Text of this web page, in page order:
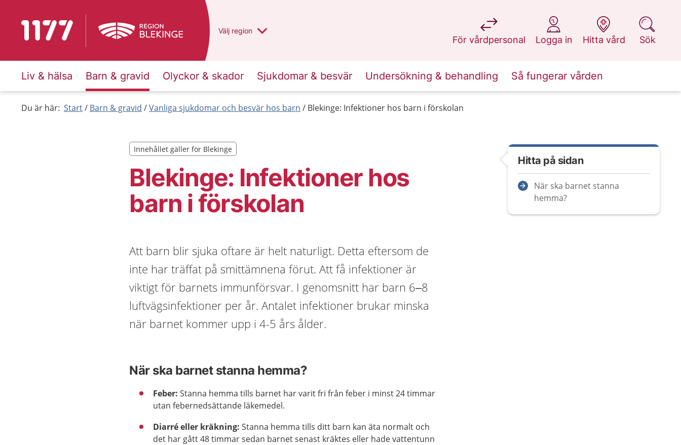
Till startsidan för 1177 Du har valt region
Välj en annan
region
För vårdpersonal
på 1177.se
Logga in
på 1177.se
Hitta vård
på 1177.se
Sök
på 1177.se
Liv & hälsa Barn & gravid Olyckor & skador Sjukdomar & besvär Undersökning & behandling Så fungerar vården
Du är här: Start Barn & gravid Vanliga sjukdomar och besvär hos barn Blekinge: Infektioner hos barn i förskolan
Blekinge: Infektioner hos
barn i förskolan
Innehållet gäller för Blekinge
Innehållet gäller för Blekinge
Att barn blir sjuka oftare är helt naturligt. Detta eftersom de
inte har träffat på smittämnena förut. Att få infektioner är
viktigt för barnets immunförsvar. I genomsnitt har barn 6–8
luftvägsinfektioner per år. Antalet infektioner brukar minska
när barnet kommer upp i 4-5 års ålder.
När ska barnet stanna hemma?
Feber: Stanna hemma tills barnet har varit fri från feber i minst 24 timmar
utan febernedsättande läkemedel.
Diarré eller kräkning: Stanna hemma tills ditt barn kan äta normalt och
det har gått 48 timmar sedan barnet senast kräktes eller hade vattentunn
Hitta på sidan
När ska barnet stanna
hemma?